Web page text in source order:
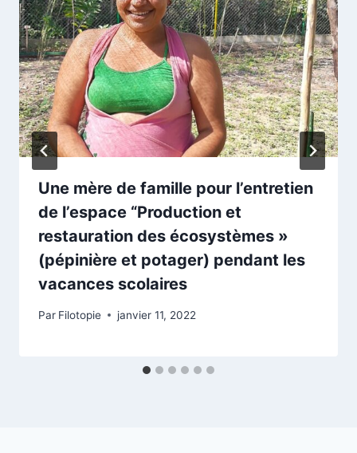
Une mère de famille pour l’entretien
de l’espace “Production et
restauration des écosystèmes »
(pépinière et potager) pendant les
vacances scolaires
Par Filotopie janvier 11, 2022